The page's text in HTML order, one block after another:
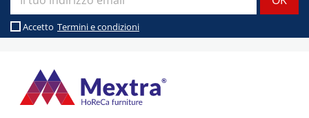
Accetto Termini e condizioni